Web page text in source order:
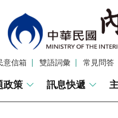
意信箱 雙語詞彙 常見問答
政策 訊息快遞